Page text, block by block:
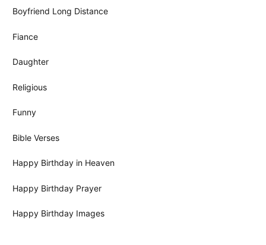
Boyfriend Long Distance
Fiance
Daughter
Religious
Funny
Bible Verses
Happy Birthday in Heaven
Happy Birthday Prayer
Happy Birthday Images